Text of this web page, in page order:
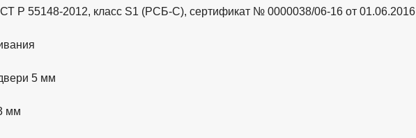
Р 55148-2012, класс S1 (РСБ-С), сертификат № 0000038/06-16 от 01.06.2016
5 мм
мм